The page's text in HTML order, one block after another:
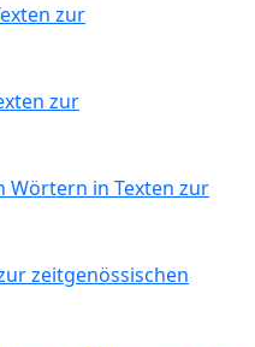
zur
zur
Wörtern in Texten zur
zeitgenössischen